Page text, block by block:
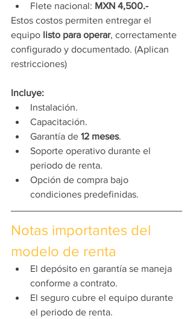
Flete nacional: MXN 4,500.-
Estos costos permiten entregar el
equipo listo para operar, correctamente
configurado y documentado. (Aplican
restricciones)
Incluye:
Instalación.
Capacitación.
Garantía de 12 meses.
Soporte operativo durante el
periodo de renta.
Opción de compra bajo
condiciones predefinidas.
Notas importantes del
modelo de renta
El depósito en garantía se maneja
conforme a contrato.
El seguro cubre el equipo durante
el periodo de renta.